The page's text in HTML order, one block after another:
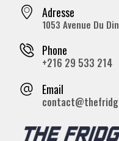
Adresse
1053 Avenue Du
Phone
+216 29 533 214
Email